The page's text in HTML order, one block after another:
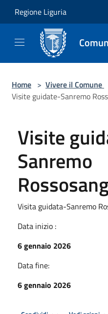
Regione Liguria
Home > Vivere il Comune
Visite guidate-Sanremo
Visite
Sanremo
Visita guidata-Sanremo
Data inizio :
6 gennaio 2026
Data fine:
6 gennaio 2026